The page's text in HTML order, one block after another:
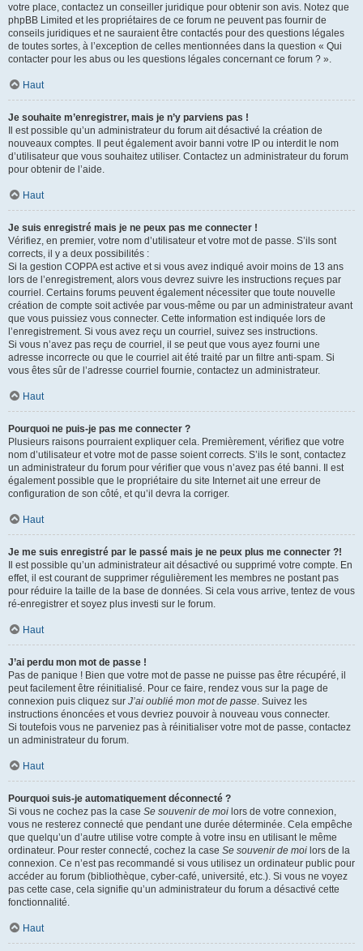
votre place, contactez un conseiller juridique pour obtenir son avis. Notez que
phpBB Limited et les propriétaires de ce forum ne peuvent pas fournir de
conseils juridiques et ne sauraient être contactés pour des questions légales
de toutes sortes, à l’exception de celles mentionnées dans la question « Qui
contacter pour les abus ou les questions légales concernant ce forum ? ».
Haut
Je souhaite m’enregistrer, mais je n’y parviens pas !
Il est possible qu’un administrateur du forum ait désactivé la création de
nouveaux comptes. Il peut également avoir banni votre IP ou interdit le nom
d’utilisateur que vous souhaitez utiliser. Contactez un administrateur du forum
pour obtenir de l’aide.
Haut
Je suis enregistré mais je ne peux pas me connecter !
Vérifiez, en premier, votre nom d’utilisateur et votre mot de passe. S’ils sont
corrects, il y a deux possibilités :
Si la gestion COPPA est active et si vous avez indiqué avoir moins de 13 ans
lors de l’enregistrement, alors vous devrez suivre les instructions reçues par
courriel. Certains forums peuvent également nécessiter que toute nouvelle
création de compte soit activée par vous-même ou par un administrateur avant
que vous puissiez vous connecter. Cette information est indiquée lors de
l’enregistrement. Si vous avez reçu un courriel, suivez ses instructions.
Si vous n’avez pas reçu de courriel, il se peut que vous ayez fourni une
adresse incorrecte ou que le courriel ait été traité par un filtre anti-spam. Si
vous êtes sûr de l’adresse courriel fournie, contactez un administrateur.
Haut
Pourquoi ne puis-je pas me connecter ?
Plusieurs raisons pourraient expliquer cela. Premièrement, vérifiez que votre
nom d’utilisateur et votre mot de passe soient corrects. S’ils le sont, contactez
un administrateur du forum pour vérifier que vous n’avez pas été banni. Il est
également possible que le propriétaire du site Internet ait une erreur de
configuration de son côté, et qu’il devra la corriger.
Haut
Je me suis enregistré par le passé mais je ne peux plus me connecter ?!
Il est possible qu’un administrateur ait désactivé ou supprimé votre compte. En
effet, il est courant de supprimer régulièrement les membres ne postant pas
pour réduire la taille de la base de données. Si cela vous arrive, tentez de vous
ré-enregistrer et soyez plus investi sur le forum.
Haut
J’ai perdu mon mot de passe !
Pas de panique ! Bien que votre mot de passe ne puisse pas être récupéré, il
peut facilement être réinitialisé. Pour ce faire, rendez vous sur la page de
connexion puis cliquez sur J’ai oublié mon mot de passe. Suivez les
instructions énoncées et vous devriez pouvoir à nouveau vous connecter.
Si toutefois vous ne parveniez pas à réinitialiser votre mot de passe, contactez
un administrateur du forum.
Haut
Pourquoi suis-je automatiquement déconnecté ?
Si vous ne cochez pas la case Se souvenir de moi lors de votre connexion,
vous ne resterez connecté que pendant une durée déterminée. Cela empêche
que quelqu’un d’autre utilise votre compte à votre insu en utilisant le même
ordinateur. Pour rester connecté, cochez la case Se souvenir de moi lors de la
connexion. Ce n’est pas recommandé si vous utilisez un ordinateur public pour
accéder au forum (bibliothèque, cyber-café, université, etc.). Si vous ne voyez
pas cette case, cela signifie qu’un administrateur du forum a désactivé cette
fonctionnalité.
Haut